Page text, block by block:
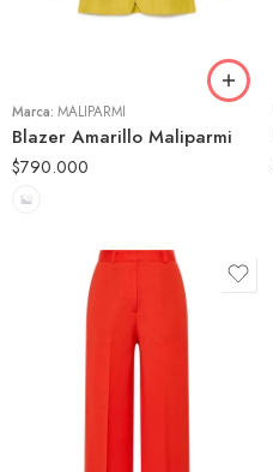
Marca: MALIPARMI
Blazer Amarillo Maliparmi
$790.000
44